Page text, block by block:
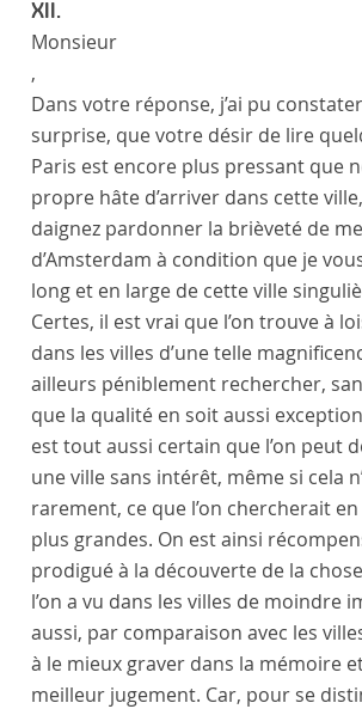
XII.
Monsieur
,
Dans votre réponse, j’ai pu
surprise, que votre désir de lire
Paris est encore plus pressant que
propre hâte d’arriver dans cette
daignez pardonner la brièveté de
d’Amsterdam à condition que je
long et en large de cette ville
Certes, il est vrai que l’on trouve à
dans les villes d’une telle
ailleurs péniblement rechercher,
que la qualité en soit aussi
est tout aussi certain que l’on peut
une ville sans intérêt, même si cela
rarement, ce que l’on chercherait
plus grandes. On est ainsi
prodigué à la découverte de la
l’on a vu dans les villes de moindre
aussi, par comparaison avec les
à le mieux graver dans la mémoire
meilleur jugement. Car, pour se